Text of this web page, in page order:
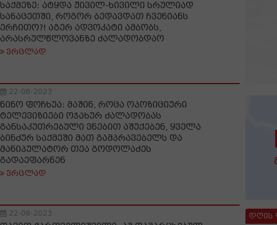
საქმეზე: ატყდა ჟივილ-ხივილი სრულიად
სანაცეთში, როგორ ბედავდათ ჩვენიანს
ერჩითო?! აგერ ადვოკატი ამბობს,
არასრულწლოვანზე ძალადობდაო
ვრცლად
22-08-2023
ნინო ფოჩხუა: მაშინ, როცა ოპოზიციური
ტელევიზიები ოჯახურ ძალადობას
განსაკუთრებული ვნებით აშუქებენ, ყველა
ბინძურ საქმეში მათ გამპრავებელს და
მანიპულატორ თეა გოდოლაძეს
გადაეფარნენ
ვრცლად
22-08-2023 დღის